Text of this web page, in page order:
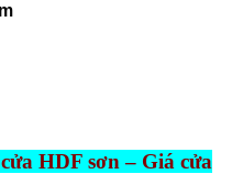
HDF sơn – Giá cửa